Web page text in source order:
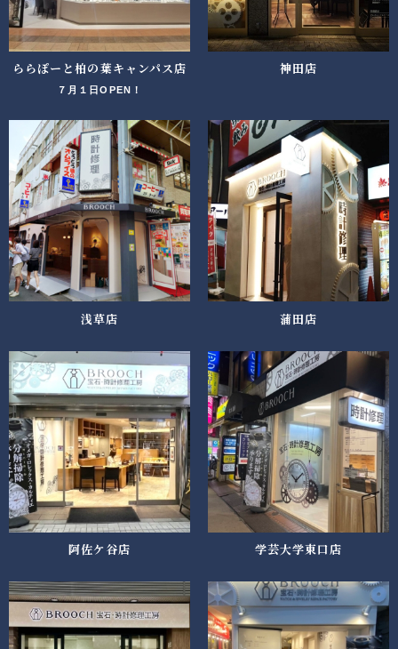
ららぽーと柏の葉キャンパス店
７月１日OPEN！
神田店
浅草店 蒲田店
阿佐ケ谷店 学芸大学東口店